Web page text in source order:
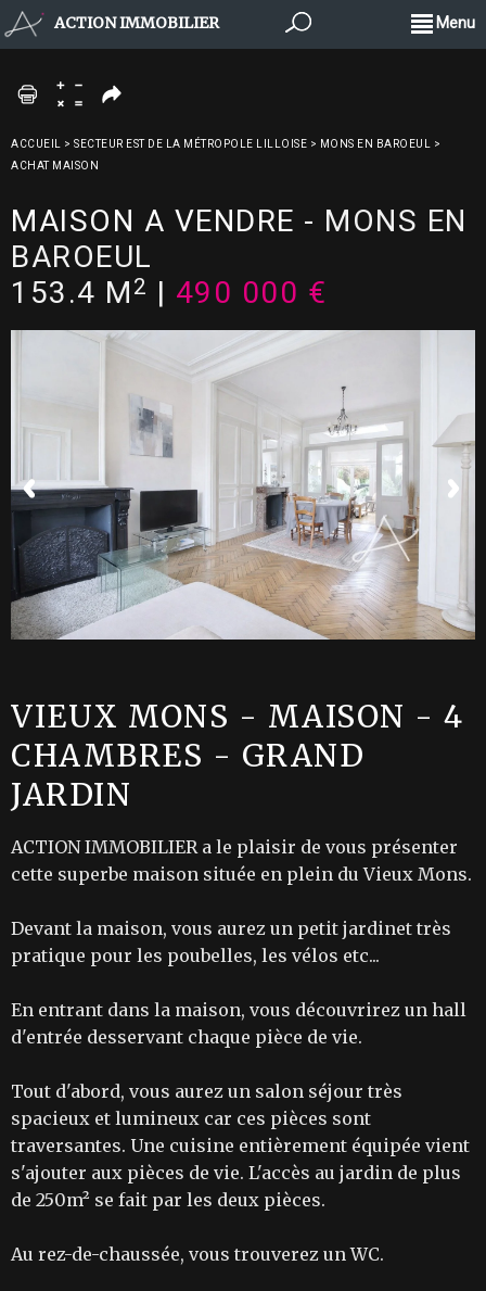
ACTION IMMOBILIER Menu
ACCUEIL > SECTEUR EST DE LA MÉTROPOLE LILLOISE > MONS EN BAROEUL
>
ACHAT MAISON
MAISON A VENDRE - MONS EN
BAROEUL
153.4 M 2 | 490 000 €
VIEUX MONS - MAISON - 4
CHAMBRES - GRAND
JARDIN
ACTION IMMOBILIER a le plaisir de vous présenter
cette superbe maison située en plein du Vieux Mons.
Devant la maison, vous aurez un petit jardinet très
pratique pour les poubelles, les vélos etc...
En entrant dans la maison, vous découvrirez un hall
d'entrée desservant chaque pièce de vie.
Tout d'abord, vous aurez un salon séjour très
spacieux et lumineux car ces pièces sont
traversantes. Une cuisine entièrement équipée vient
s'ajouter aux pièces de vie. L'accès au jardin de plus
de 250m² se fait par les deux pièces.
Au rez-de-chaussée, vous trouverez un WC.